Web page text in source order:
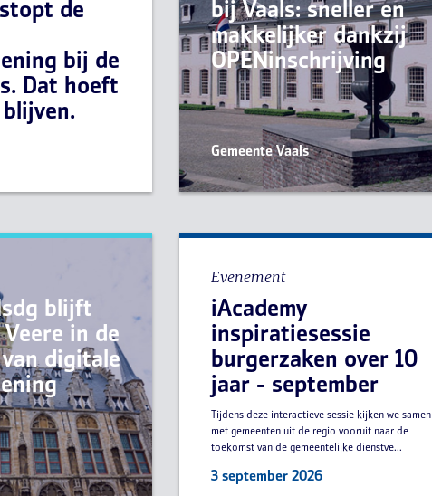
de
bij de
Dat hoeft
bij Vaals: sneller en
makkelijker dankzij
OPENinschrijving
Gemeente Vaals
blijft
in de
digitale
Evenement
iAcademy
inspiratiesessie
burgerzaken over 10
jaar - september
Tijdens deze interactieve sessie kijken we samen
met gemeenten uit de regio vooruit naar de
toekomst van de gemeentelijke dienstve...
3 september 2026